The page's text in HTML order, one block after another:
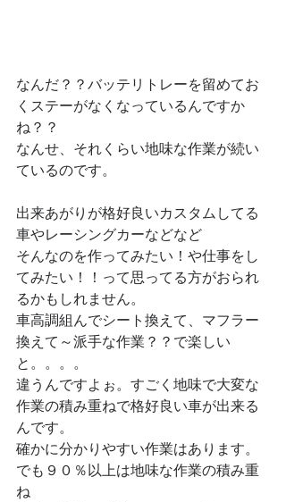
なんだ？？バッテリトレーを留めてお
くステーがなくなっているんですか
ね？？
なんせ、それくらい地味な作業が続い
ているのです。
出来あがりが格好良いカスタムしてる
車やレーシングカーなどなど
そんなのを作ってみたい！や仕事をし
てみたい！！って思ってる方がおられ
るかもしれません。
車高調組んでシート換えて、マフラー
換えて～派手な作業？？で楽しい
と。。。。
違うんですよぉ。すごく地味で大変な
作業の積み重ねで格好良い車が出来る
んです。
確かに分かりやすい作業はあります。
でも９０％以上は地味な作業の積み重
ね